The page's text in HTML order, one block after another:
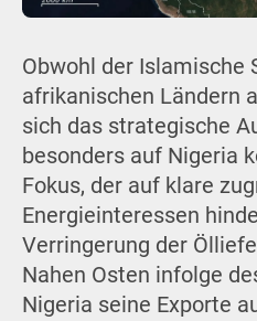
Obwohl der Islamische
afrikanischen Ländern
sich das strategische
besonders auf Nigeria
Fokus, der auf klare
Energieinteressen
Verringerung der
Nahen Osten infolge
Nigeria seine Exporte